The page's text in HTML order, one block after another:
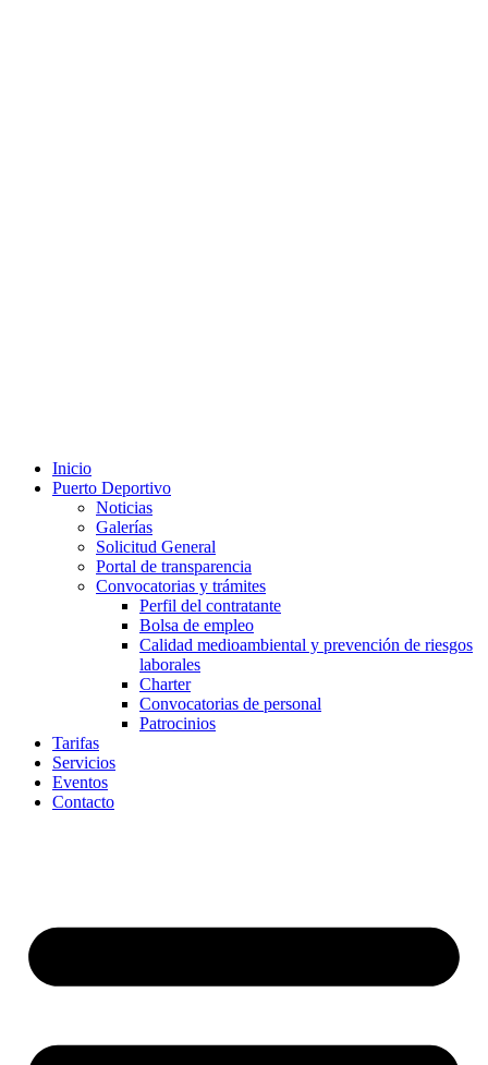
Inicio
Puerto Deportivo
Noticias
Galerías
Solicitud General
Portal de transparencia
Convocatorias y trámites
Perfil del contratante
Bolsa de empleo
Calidad medioambiental y prevención de riesgos
laborales
Charter
Convocatorias de personal
Patrocinios
Tarifas
Servicios
Eventos
Contacto